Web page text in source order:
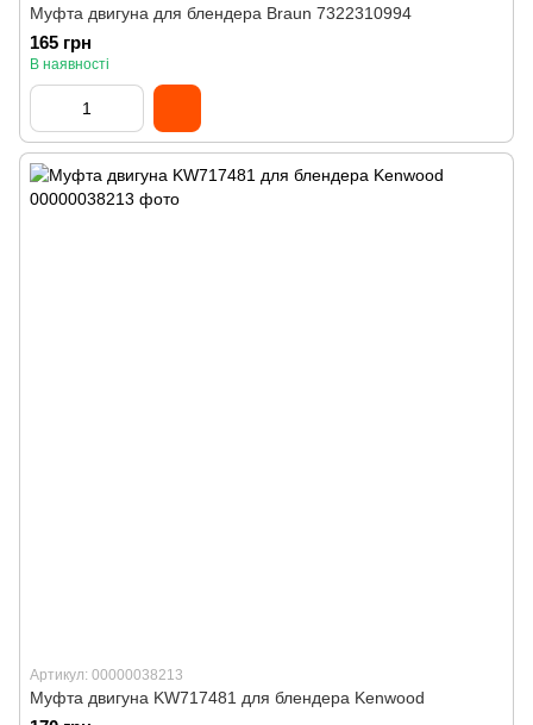
Муфта двигуна для блендера Braun 7322310994
165 грн
В наявності
Артикул: 00000038213
Муфта двигуна KW717481 для блендера Kenwood